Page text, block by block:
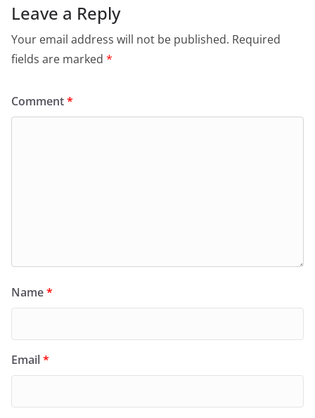
Leave a Reply
Your email address will not be published. Required
fields are marked *
Comment*
Name*
Email*